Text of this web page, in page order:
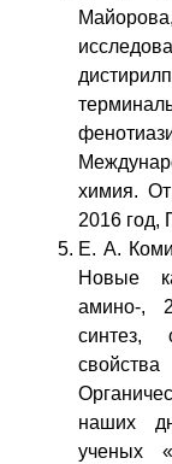
химия.
2016 год,
Е. А.
Новые
амино-,
синтез,
наших
ученых